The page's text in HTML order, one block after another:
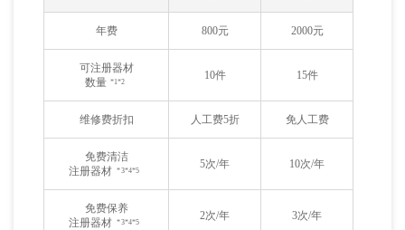
年费 800元 2000元
可注册器材
数量 *1*2 10件 15件
维修费折扣 人工费5折 免人工费
免费清洁
注册器材 *3*4*5 5次/年 10次/年
免费保养
注册器材 *3*4*5 2次/年 3次/年